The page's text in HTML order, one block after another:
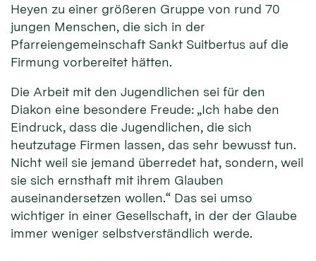
Heyen zu einer größeren Gruppe von rund 70
jungen Menschen, die sich in der
Pfarreiengemeinschaft Sankt Suitbertus auf die
Firmung vorbereitet hätten.
Die Arbeit mit den Jugendlichen sei für den
Diakon eine besondere Freude: „Ich habe den
Eindruck, dass die Jugendlichen, die sich
heutzutage Firmen lassen, das sehr bewusst tun.
Nicht weil sie jemand überredet hat, sondern, weil
sie sich ernsthaft mit ihrem Glauben
auseinandersetzen wollen.“ Das sei umso
wichtiger in einer Gesellschaft, in der der Glaube
immer weniger selbstverständlich werde.